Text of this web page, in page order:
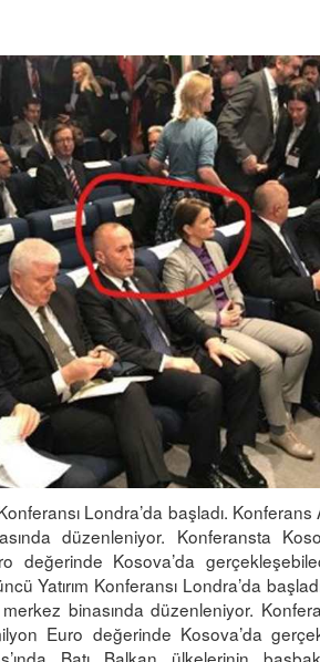
Londra’da başladı.
düzenleniyor. Konferansta
değerinde Kosova’da
Yatırım Konferansı Londra’da
merkez binasında düzenleniyor.
Euro değerinde Kosova’da